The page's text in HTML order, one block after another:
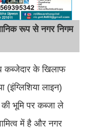
रूप से नगर निगम
कब्जेदार के खिलाफ
(इंग्लिशिया लाइन)
भूमि पर कब्जा ले
में है और नगर